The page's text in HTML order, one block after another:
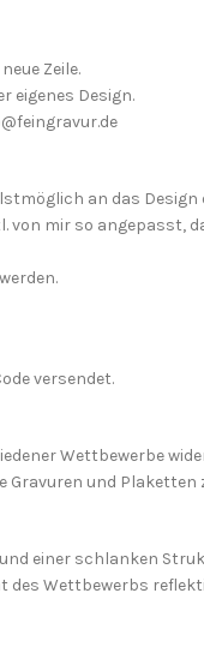
Zeile.
eigenes Design.
an das
von mir so angepasst,
versendet.
Wettbewerbe
und
einer schlanken
Wettbewerbs